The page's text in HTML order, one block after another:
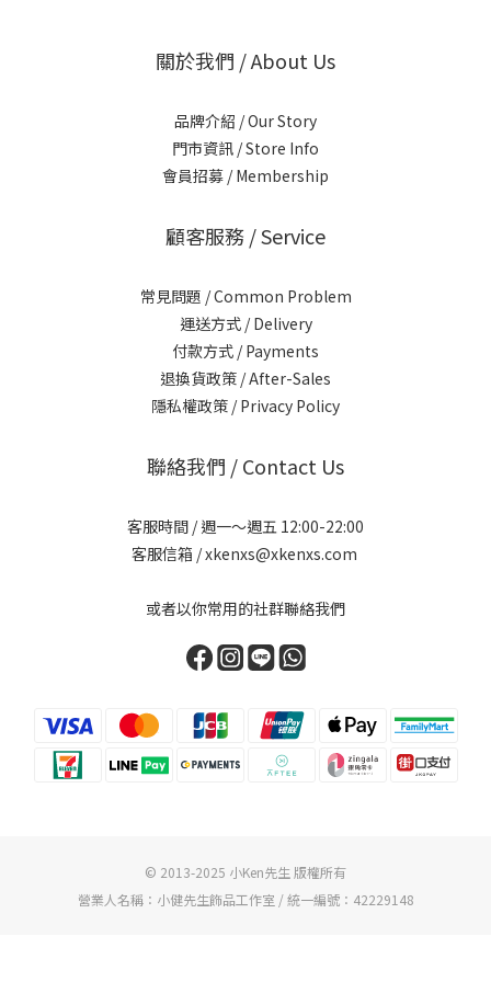
關於我們 / About Us
品牌介紹 / Our Story
門市資訊 / Store Info
會員招募 / Membership
顧客服務 / Service
常見問題 / Common Problem
運送方式 / Delivery
付款方式 / Payments
退換貨政策 / After-Sales
隱私權政策 / Privacy Policy
聯絡我們 / Contact Us
客服時間 / 週一～週五 12:00-22:00
客服信箱 / xkenxs@xkenxs.com
或者以你常用的社群聯絡我們
© 2013-2025 小Ken先生 版權所有
營業人名稱：小健先生飾品工作室 / 統一編號：42229148